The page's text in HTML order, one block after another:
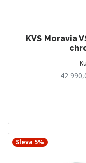
KVS Moravia
42
Sleva 5%